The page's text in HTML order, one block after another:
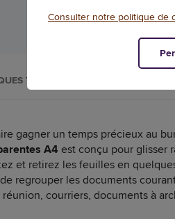
TECHNIQUES
gagner un temps précieux au
A4 est conçu pour glisser
et retirez les feuilles en
regrouper les documents
courriers, documents à
Consulter notre politique de